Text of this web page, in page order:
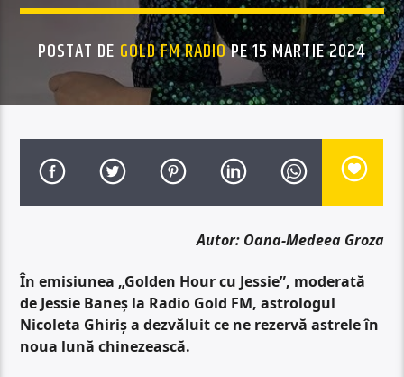
POSTAT DE GOLD FM RADIOPE 15 MARTIE 2024
Autor: Oana-Medeea Groza
În emisiunea „Golden Hour cu Jessie”, moderată
de Jessie Baneș la Radio Gold FM, astrologul
Nicoleta Ghiriș a dezvăluit ce ne rezervă astrele în
noua lună chinezească.